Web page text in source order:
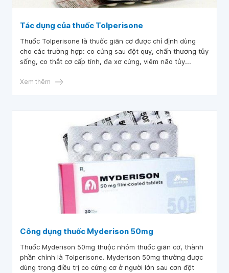
Tác dụng của thuốc Tolperisone
Thuốc Tolperisone là thuốc giãn cơ được chỉ định dùng
cho các trường hợp: co cứng sau đột quỵ, chấn thương tủy
sống, co thắt cơ cấp tính, đa xơ cứng, viêm não tủy...
Xem thêm
Công dụng thuốc Myderison 50mg
Thuốc Myderison 50mg thuộc nhóm thuốc giãn cơ, thành
phần chính là Tolperisone. Myderison 50mg thường được
dùng trong điều trị co cứng cơ ở người lớn sau cơn đột